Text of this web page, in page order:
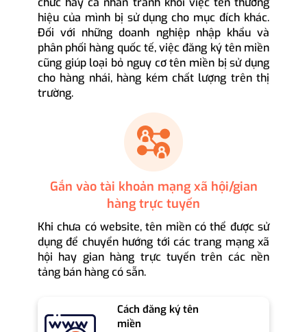
hiệu của mình bị sử dụng cho mục đích khác.
Đối với những doanh nghiệp nhập khẩu và
phân phối hàng quốc tế, việc đăng ký tên miền
cũng giúp loại bỏ nguy cơ tên miền bị sử dụng
cho hàng nhái, hàng kém chất lượng trên thị
trường.
Gắn vào tài khoản mạng xã hội/gian
hàng trực tuyến
Khi chưa có website, tên miền có thể được sử
dụng để chuyển hướng tới các trang mạng xã
hội hay gian hàng trực tuyến trên các nền
tảng bán hàng có sẵn.
Cách đăng ký tên
miền